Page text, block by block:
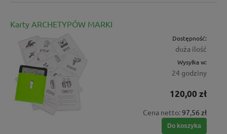
Karty ARCHETYPÓW MARKI
Dostępność:
duża ilość
Wysyłka w:
24 godziny
120,00 zł
Cena netto:97,56 zł
Do koszyka